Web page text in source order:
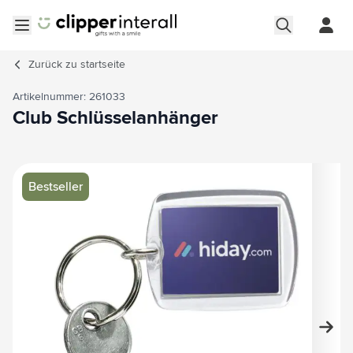
Zurück zu startseite
Bestseller
Hauptbild
Klicken Sie, um das Bild im Vollbildmodus zu sehen
Artikelnummer: 261033
Club Schlüsselanhänger